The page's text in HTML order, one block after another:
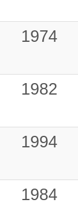
1974
1982
1994
1984